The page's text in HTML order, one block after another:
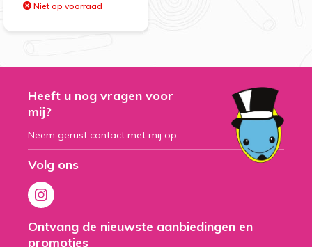
Niet op voorraad
Heeft u nog vragen voor
mij?
Neem gerust contact met mij op.
Volg ons
Ontvang de nieuwste aanbiedingen en
promoties